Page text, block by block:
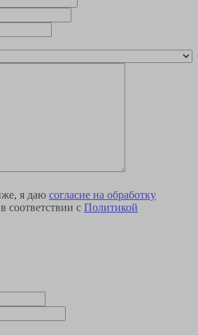
я даю согласие на обработку
в соответствии с Политикой